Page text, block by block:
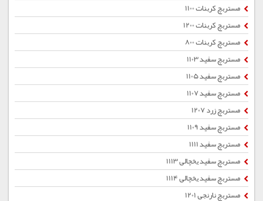
مستربچ کربنات 1100
مستربچ کربنات 1200
مستربچ کربنات 800
مستربچ سفید 1103
مستربچ سفید 1105
مستربچ سفید 1107
مستربچ زرد 1207
مستربچ سفید 1109
مستربچ سفید 1111
مستربچ سفید یخچالی 1113
مستربچ سفید یخچالی 1114
مستربچ نارنجی 1201